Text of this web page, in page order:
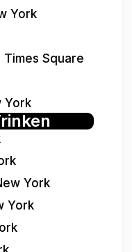
York
Times Square
York
York
York